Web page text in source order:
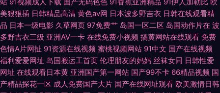
美狠狠插 日韩精品高清 黄色av网 日本波多野吉衣 日韩在线观看精
品 日本一级电影 久草网页 97免费艹 岛国一区二区 岛国动作片在 波
多野吉衣三级 亚洲AV一卡 在线免费小视频 搞黄网站在线观看 免费
色情A片网扯 91资源在线视频 蜜桃视频网站 91中文 国产在线视频
福利爱爱网址 岛国搬运工首页 伦理朋友的妈妈 丝袜女同 日韩性爱
网址 在线观看日本黄 亚洲国产第一网站 国产99不卡 66精品视频 国
产精品探花一区 成人免费国产大片 国产在线网址观看 欧美激情日韩